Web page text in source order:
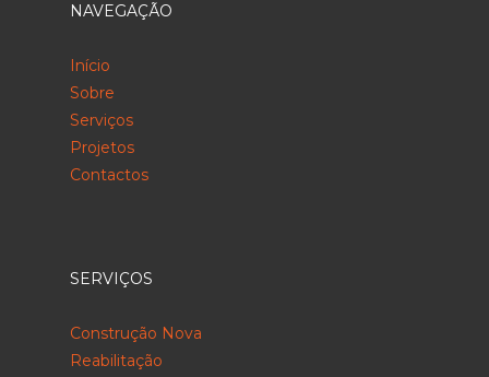
NAVEGAÇÃO
Início
Sobre
Serviços
Projetos
Contactos
SERVIÇOS
Construção Nova
Reabilitação